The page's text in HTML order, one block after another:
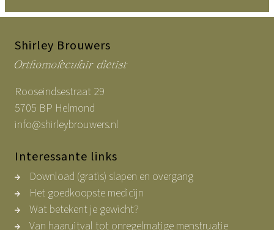
Shirley Brouwers
Orthomoleculair dietist
Rooseindsestraat 29
5705 BP Helmond
info@shirleybrouwers.nl
Interessante links
Download (gratis) slapen en overgang
Het goedkoopste medicijn
Wat betekent je gewicht?
Van haaruitval tot onregelmatige menstruatie